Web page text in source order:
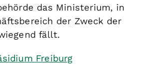
das Ministerium, in
der Zweck der
fällt.
Freiburg